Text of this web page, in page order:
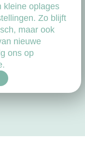
kleine oplages
Zo blijft
maar ook
nieuwe
ons op